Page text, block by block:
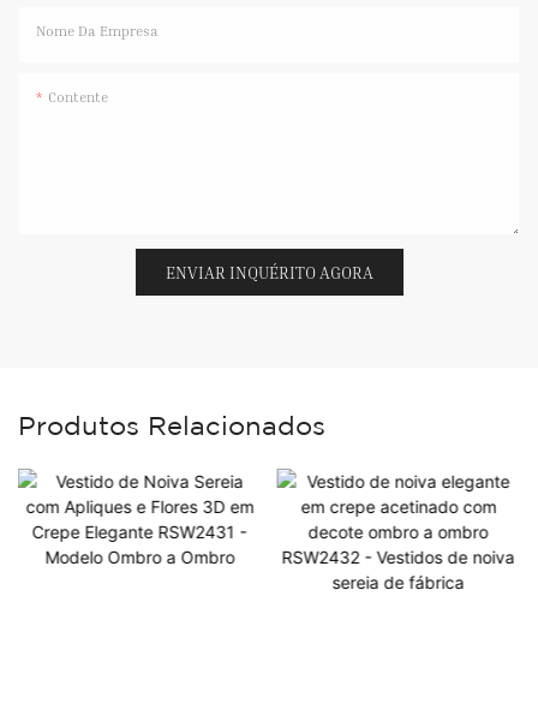
Nome Da Empresa
Contente
ENVIAR INQUÉRITO AGORA
Produtos Relacionados